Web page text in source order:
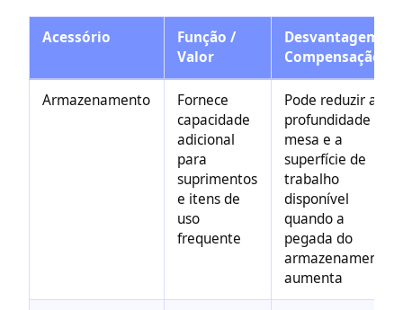
Acessório
Função /
Valor
Desvantagem /
Compensação
Armazenamento
Fornece
capacidade
adicional
para
suprimentos
e itens de
uso
frequente
Pode reduzir a
profundidade da
mesa e a
superfície de
trabalho
disponível
quando a
pegada do
armazenamento
aumenta